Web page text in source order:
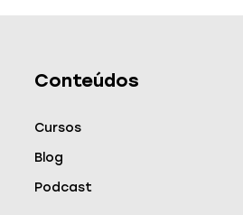
Conteúdos
Cursos
Blog
Podcast